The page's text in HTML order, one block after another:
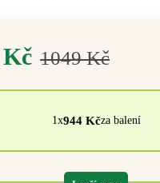
1049Kč
Kč
1x944 Kčza balení